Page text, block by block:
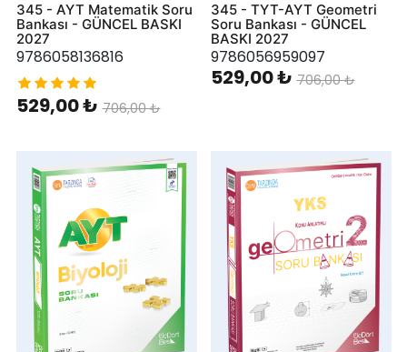
345 - AYT Matematik Soru
Bankası - GÜNCEL BASKI
2027
9786058136816
529,00 ₺ 706,00 ₺
345 - TYT-AYT Geometri
Soru Bankası - GÜNCEL
BASKI 2027
9786056959097
529,00 ₺ 706,00 ₺